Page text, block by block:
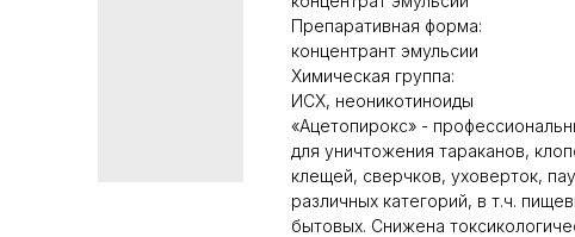
Препаративная форма:
концентрант эмульсии
Химическая группа:
ИСХ, неоникотиноиды
«Ацетопирокс» -
для уничтожения тараканов,
клещей, сверчков, уховерток,
различных категорий, в т.ч.
бытовых. Снижена